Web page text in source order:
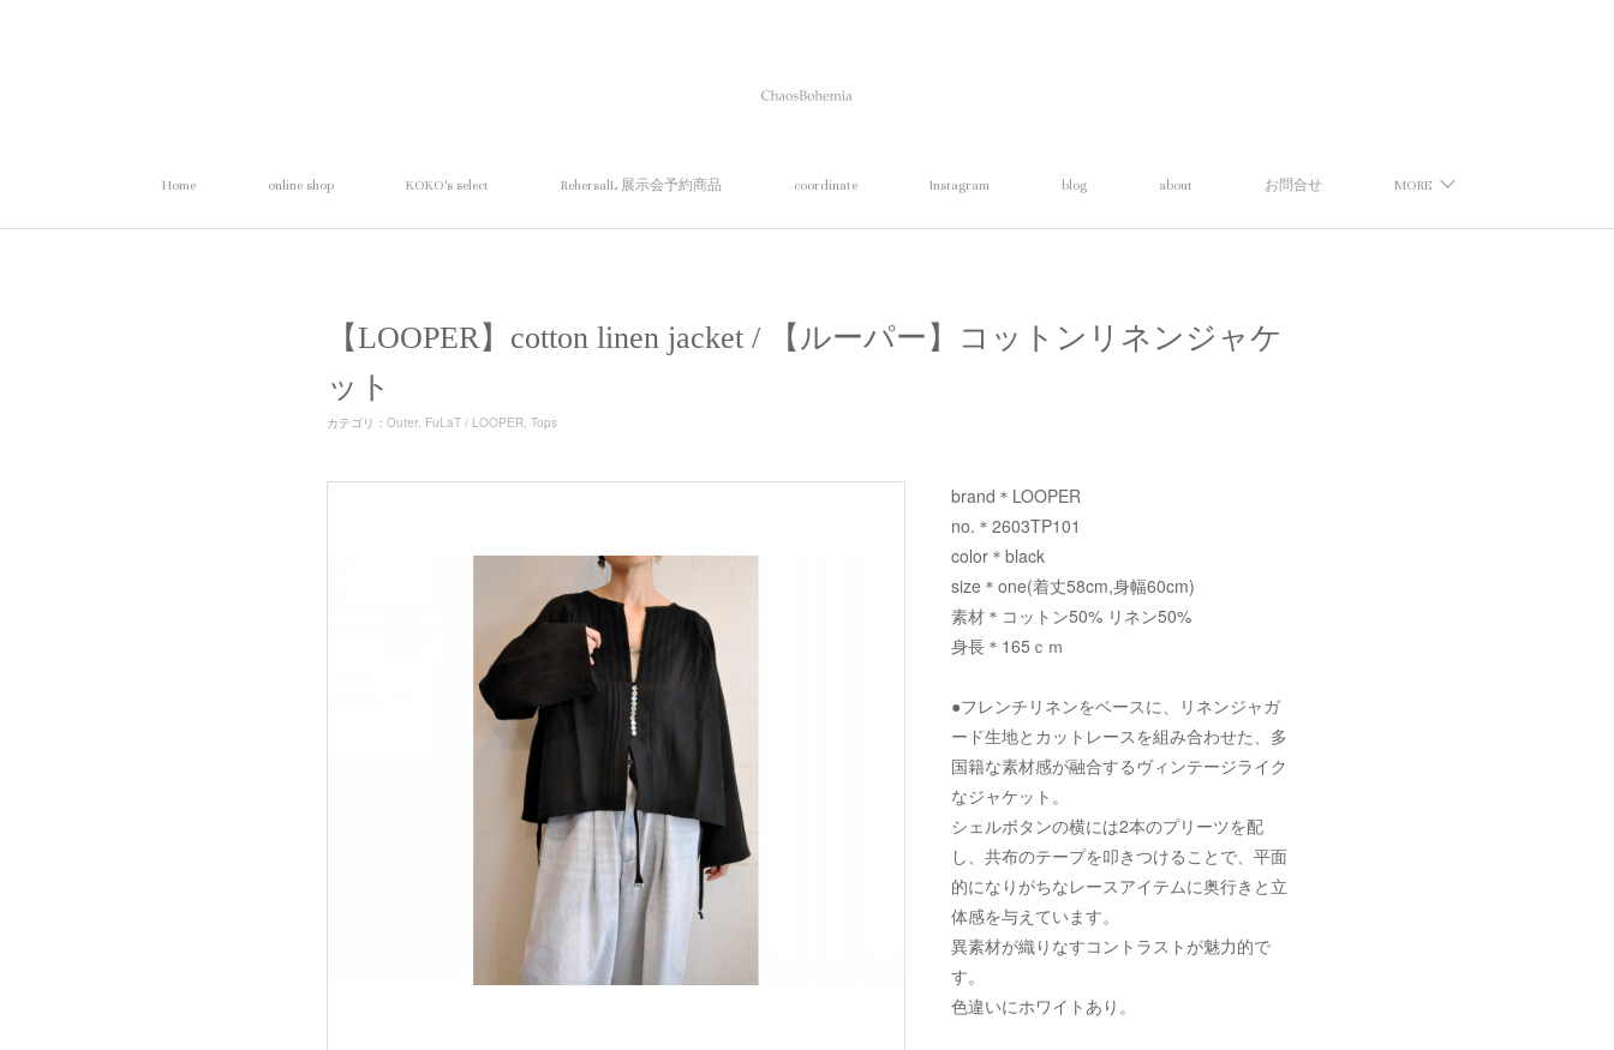
Home online shop KOKO's select RehersalL 展示会予約商品 coordinate Instagram blog about お問合せ MORE
【LOOPER】cotton linen jacket / 【ルーパー】コットンリネンジャケ
ット
カテゴリ ： Outer FuLaT / LOOPER Tops
brand＊LOOPER
no.＊2603TP101
color＊black
size＊one(着丈58cm,身幅60cm)
素材＊コットン50% リネン50%
身長＊165ｃｍ
●フレンチリネンをベースに、リネンジャガ
ード生地とカットレースを組み合わせた、多
国籍な素材感が融合するヴィンテージライク
なジャケット。
シェルボタンの横には2本のプリーツを配
し、共布のテープを叩きつけることで、平面
的になりがちなレースアイテムに奥行きと立
体感を与えています。
異素材が織りなすコントラストが魅力的で
す。
色違いにホワイトあり。